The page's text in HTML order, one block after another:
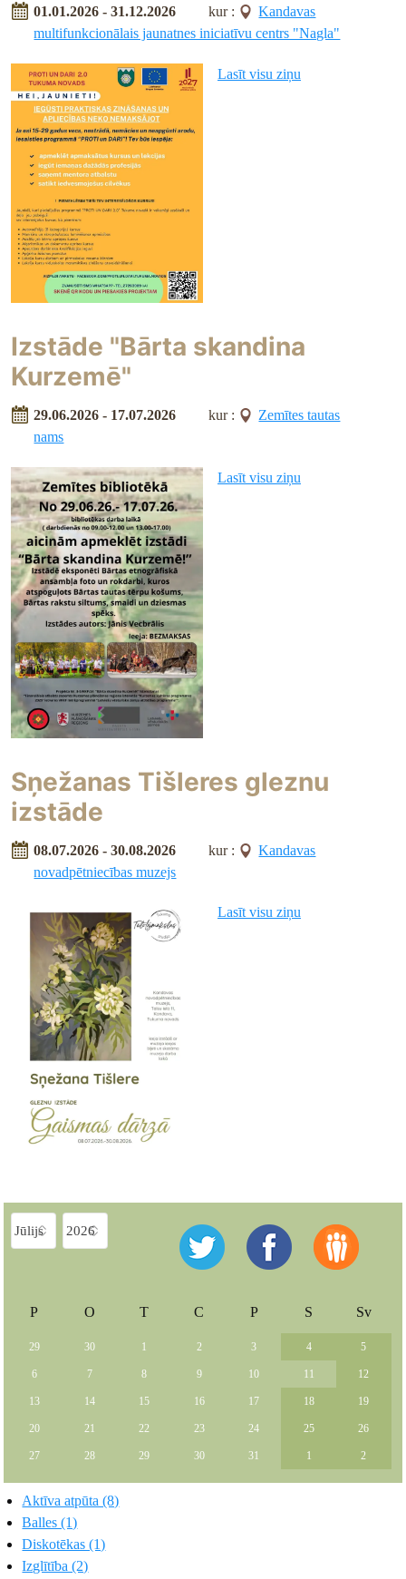
01.01.2026 - 31.12.2026 kur :
Kandavas
multifunkcionālais jaunatnes iniciatīvu centrs "Nagla"
Lasīt visu ziņu
Izstāde "Bārta skandina
Kurzemē"
29.06.2026 - 17.07.2026 kur :
Zemītes tautas
nams
Lasīt visu ziņu
Sņežanas Tišleres gleznu
izstāde
08.07.2026 - 30.08.2026 kur :
Kandavas
novadpētniecības muzejs
Lasīt visu ziņu
P O T C P S Sv
29 30 1 2 3 4 5
6 7 8 9 10 11 12
13 14 15 16 17 18 19
20 21 22 23 24 25 26
27 28 29 30 31 1 2
Aktīva atpūta (8)
Balles (1)
Diskotēkas (1)
Izglītība (2)